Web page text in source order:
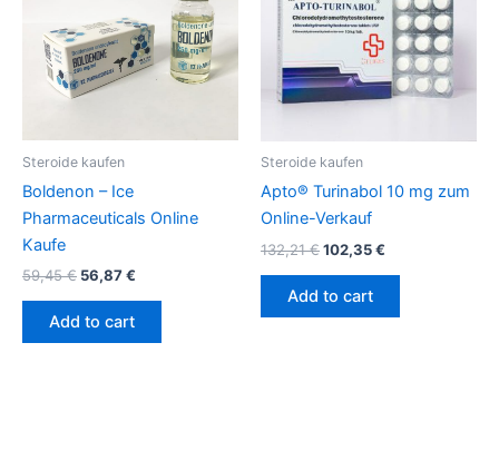
Steroide kaufen
Boldenon – Ice
Pharmaceuticals Online
Kaufe
59,45€ 56,87€
Add to cart
Steroide kaufen
Apto® Turinabol 10 mg zum
Online-Verkauf
132,21€102,35€
Add to cart